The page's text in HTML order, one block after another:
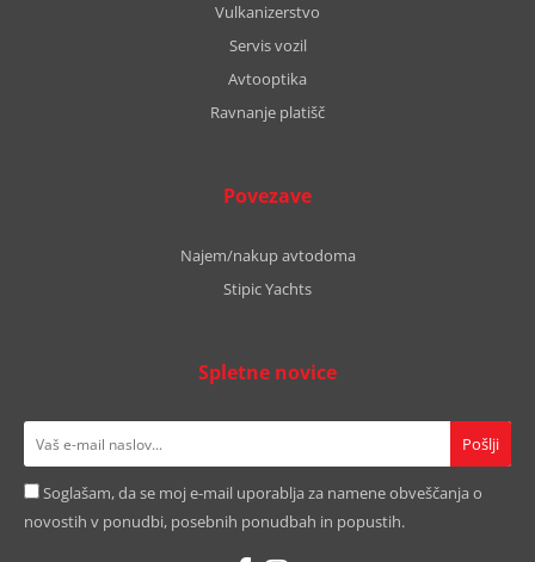
Vulkanizerstvo
Servis vozil
Avtooptika
Ravnanje platišč
Povezave
Najem/nakup avtodoma
Stipic Yachts
Spletne novice
Soglašam, da se moj e-mail uporablja za namene obveščanja o
novostih v ponudbi, posebnih ponudbah in popustih.